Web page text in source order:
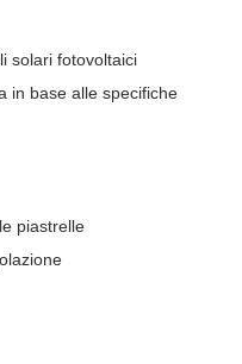
solari fotovoltaici
in base alle specifiche
piastrelle